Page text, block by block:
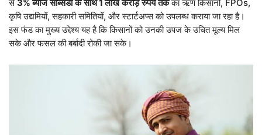
से 3%ब्याज सब्सिडी के साथ1लाख करोड़ रुपये तकका ऋण किसानों, FPOs,
कृषि उद्यमियों, सहकारी समितियों, और स्टार्टअप्स को उपलब्ध कराया जा रहा है।
इस फंड का मुख्य उद्देश्य यह है कि किसानों को उनकी उपज के उचित मूल्य मिल
सके और फसल की बर्बादी रोकी जा सके।